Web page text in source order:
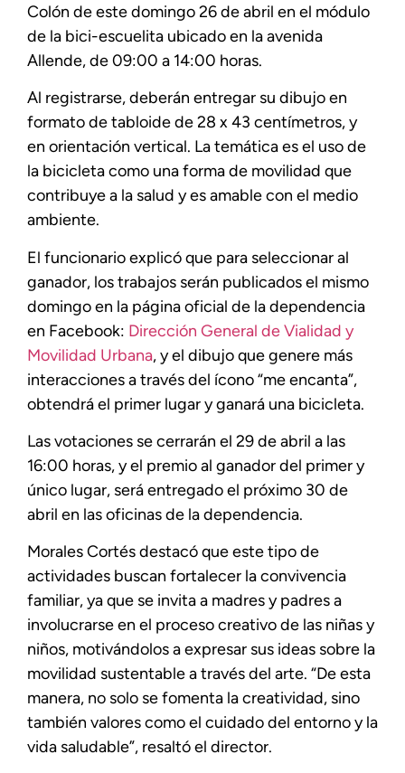
Colón de este domingo 26 de abril en el módulo
de la bici-escuelita ubicado en la avenida
Allende, de 09:00 a 14:00 horas.
Al registrarse, deberán entregar su dibujo en
formato de tabloide de 28 x 43 centímetros, y
en orientación vertical. La temática es el uso de
la bicicleta como una forma de movilidad que
contribuye a la salud y es amable con el medio
ambiente.
El funcionario explicó que para seleccionar al
ganador, los trabajos serán publicados el mismo
domingo en la página oficial de la dependencia
en Facebook: Dirección General de Vialidad y
Movilidad Urbana, y el dibujo que genere más
interacciones a través del ícono “me encanta”,
obtendrá el primer lugar y ganará una bicicleta.
Las votaciones se cerrarán el 29 de abril a las
16:00 horas, y el premio al ganador del primer y
único lugar, será entregado el próximo 30 de
abril en las oficinas de la dependencia.
Morales Cortés destacó que este tipo de
actividades buscan fortalecer la convivencia
familiar, ya que se invita a madres y padres a
involucrarse en el proceso creativo de las niñas y
niños, motivándolos a expresar sus ideas sobre la
movilidad sustentable a través del arte. “De esta
manera, no solo se fomenta la creatividad, sino
también valores como el cuidado del entorno y la
vida saludable”, resaltó el director.